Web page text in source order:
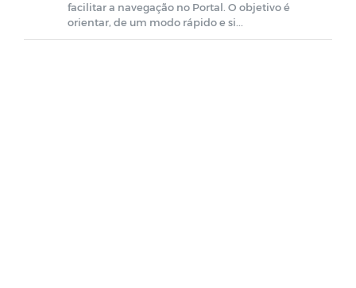
Conselho Municipal da Cultura
facilitar a navegação no Portal. O objetivo é
orientar, de um modo rápido e si...